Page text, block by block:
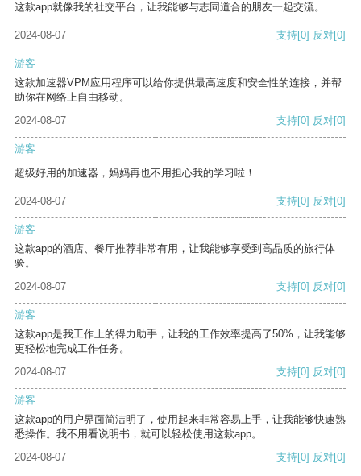
这款app就像我的社交平台，让我能够与志同道合的朋友一起交流。
2024-08-07 支持[0] 反对[0]
游客
这款加速器VPM应用程序可以给你提供最高速度和安全性的连接，并帮
助你在网络上自由移动。
2024-08-07
支持[0] 反对[0]
游客
超级好用的加速器，妈妈再也不用担心我的学习啦！
2024-08-07 支持[0] 反对[0]
游客
这款app的酒店、餐厅推荐非常有用，让我能够享受到高品质的旅行体
验。
2024-08-07
支持[0] 反对[0]
游客
这款app是我工作上的得力助手，让我的工作效率提高了50%，让我能够
更轻松地完成工作任务。
2024-08-07
支持[0] 反对[0]
游客
这款app的用户界面简洁明了，使用起来非常容易上手，让我能够快速熟
悉操作。我不用看说明书，就可以轻松使用这款app。
2024-08-07
支持[0] 反对[0]